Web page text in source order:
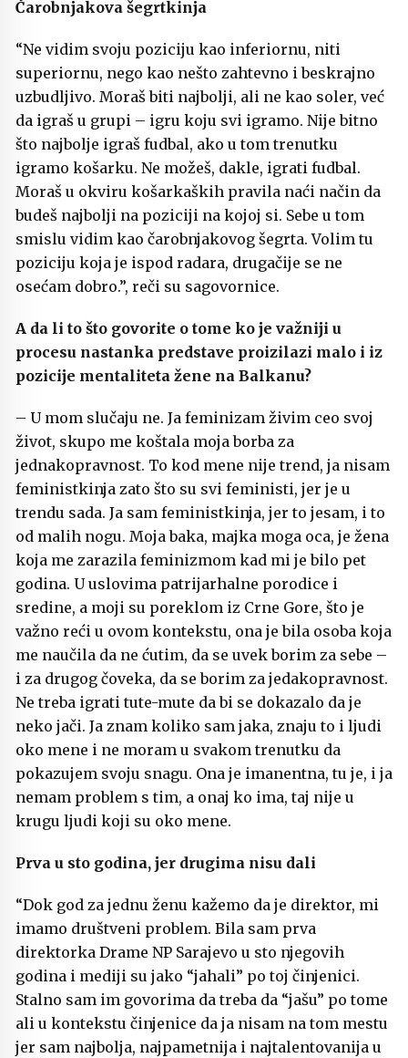
Čarobnjakova šegrtkinja
“Ne vidim svoju poziciju kao inferiornu, niti
superiornu, nego kao nešto zahtevno i beskrajno
uzbudljivo. Moraš biti najbolji, ali ne kao soler, već
da igraš u grupi – igru koju svi igramo. Nije bitno
što najbolje igraš fudbal, ako u tom trenutku
igramo košarku. Ne možeš, dakle, igrati fudbal.
Moraš u okviru košarkaških pravila naći način da
budeš najbolji na poziciji na kojoj si. Sebe u tom
smislu vidim kao čarobnjakovog šegrta. Volim tu
poziciju koja je ispod radara, drugačije se ne
osećam dobro.”, reči su sagovornice.
A da li to što govorite o tome ko je važniji u
procesu nastanka predstave proizilazi malo i iz
pozicije mentaliteta žene na Balkanu?
– U mom slučaju ne. Ja feminizam živim ceo svoj
život, skupo me koštala moja borba za
jednakopravnost. To kod mene nije trend, ja nisam
feministkinja zato što su svi feministi, jer je u
trendu sada. Ja sam feministkinja, jer to jesam, i to
od malih nogu. Moja baka, majka moga oca, je žena
koja me zarazila feminizmom kad mi je bilo pet
godina. U uslovima patrijarhalne porodice i
sredine, a moji su poreklom iz Crne Gore, što je
važno reći u ovom kontekstu, ona je bila osoba koja
me naučila da ne ćutim, da se uvek borim za sebe –
i za drugog čoveka, da se borim za jedakopravnost.
Ne treba igrati tute-mute da bi se dokazalo da je
neko jači. Ja znam koliko sam jaka, znaju to i ljudi
oko mene i ne moram u svakom trenutku da
pokazujem svoju snagu. Ona je imanentna, tu je, i ja
nemam problem s tim, a onaj ko ima, taj nije u
krugu ljudi koji su oko mene.
Prva u sto godina, jer drugima nisu dali
“Dok god za jednu ženu kažemo da je direktor, mi
imamo društveni problem. Bila sam prva
direktorka Drame NP Sarajevo u sto njegovih
godina i mediji su jako “jahali” po toj činjenici.
Stalno sam im govorima da treba da “jašu” po tome
ali u kontekstu činjenice da ja nisam na tom mestu
jer sam najbolja, najpametnija i najtalentovanija u